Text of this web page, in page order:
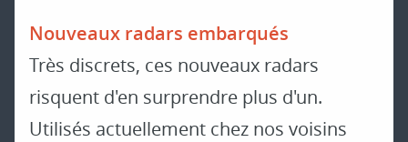
Nouveaux radars embarqués
Très discrets, ces nouveaux radars
risquent d'en surprendre plus d'un.
Utilisés actuellement chez nos voisins